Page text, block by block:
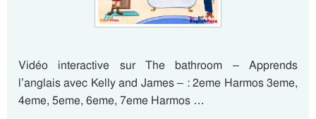
Vidéo interactive sur The bathroom – Apprends
l’anglais avec Kelly and James – : 2eme Harmos 3eme,
4eme, 5eme, 6eme, 7eme Harmos …